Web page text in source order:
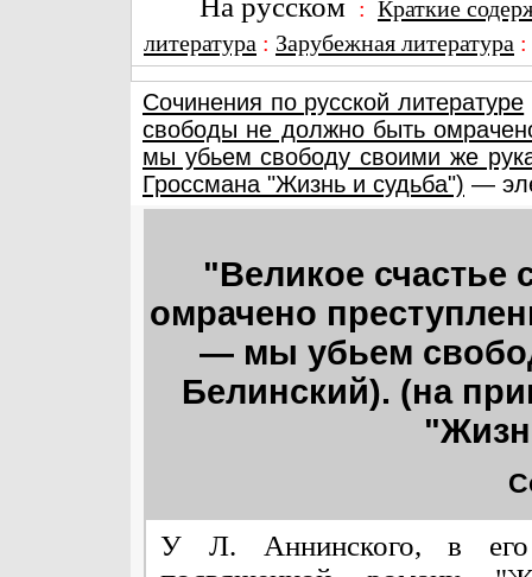
: Краткие
литература : Зарубежная литература
Сочинения по русской литературе
свободы не должно быть
мы убьем свободу своими же
Гроссмана "Жизнь и судьба") —
"Великое
омрачено
— мы убьем
Белинский). (на
У Л. Аннинского, в его